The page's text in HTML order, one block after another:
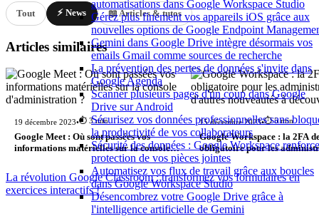
automatisations dans Google Workspace Studio
Gérez plus finement vos appareils iOS grâce aux
nouvelles options de Google Endpoint
Gemini dans Google Drive intègre désormais vos
emails Gmail comme sources de recherche
La prévention des pertes de données s'invite dans
Google Agenda
Scanner plusieurs pages d'un coup dans Google
Drive sur Android
Sécurisez vos données professionnelles sans
la productivité de vos collaborateurs
Sécurité des données : Google Workspace
protection de vos pièces jointes
Automatisez vos flux de travail grâce aux boucles
dans Google Workspace Studio
Désencombrez votre Google Drive grâce à
l'intelligence artificielle de Gemini
Tout ⚡ News 📖 Articles & tutos
Articles similaires
19 décembre 2023•⏱️ 3 min
Google Meet : Où sont passées vos
informations matérielles sur la console
15 décembre 2023•⏱️ 5 min
Google Workspace : la 2FA
obligatoire pour les
d'autres nouveautés à
La révolution Google Classroom : transformez vos formulaires en
exercices interactifs !